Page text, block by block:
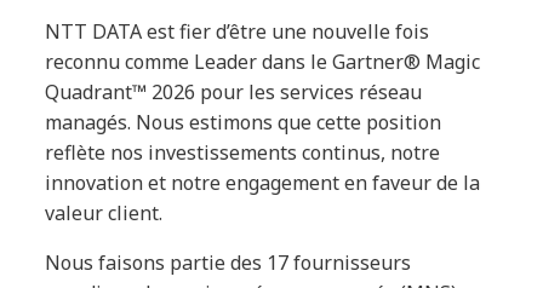
NTT DATA est fier d’être une nouvelle fois
reconnu comme Leader dans le Gartner® Magic
Quadrant™ 2026 pour les services réseau
managés. Nous estimons que cette position
reflète nos investissements continus, notre
innovation et notre engagement en faveur de la
valeur client.
Nous faisons partie des 17 fournisseurs